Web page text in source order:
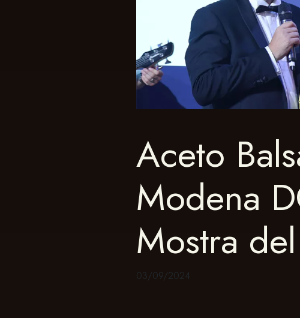
Aceto
Modena
Mostra
03/09/2024